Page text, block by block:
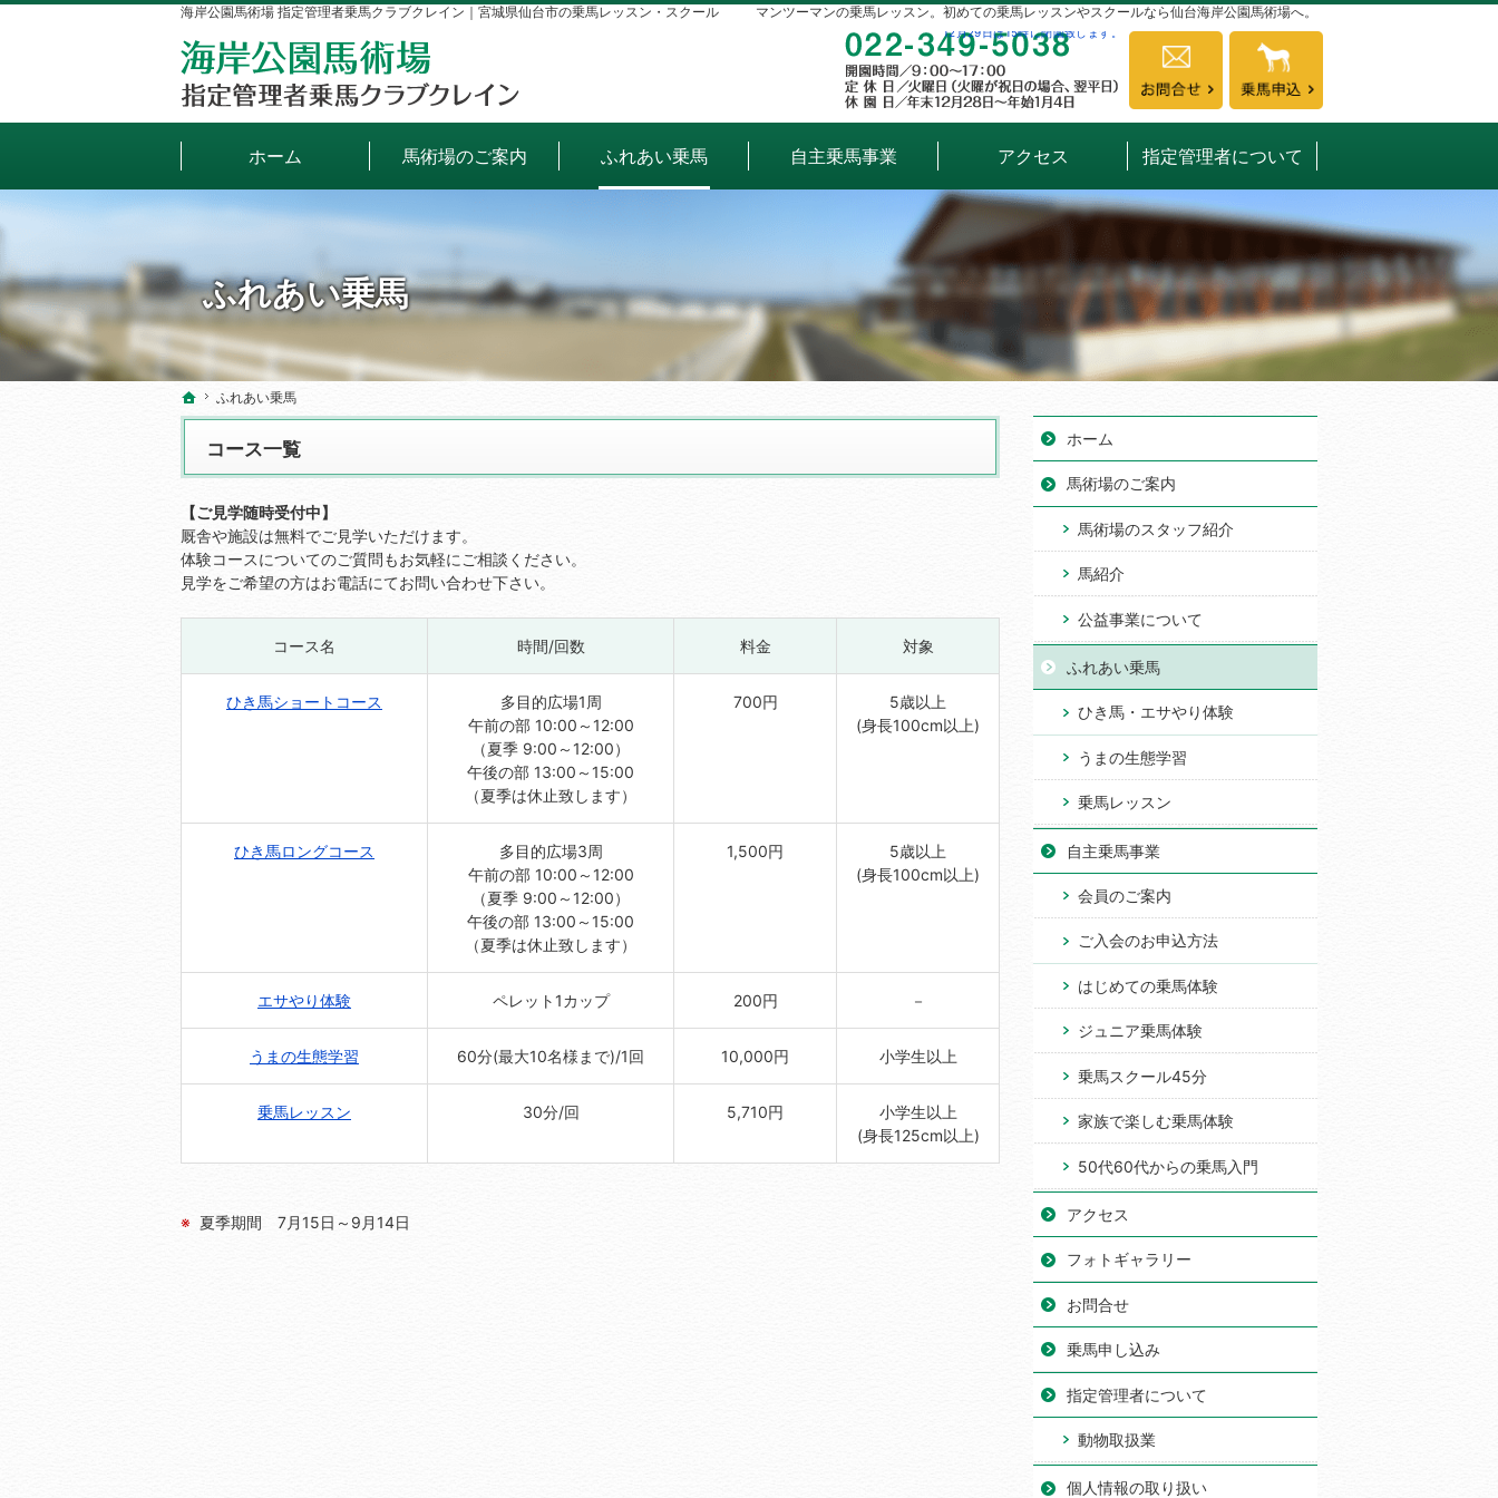
ふれあい乗馬
マンツーマンの乗馬レッスン。初めての乗馬レッスンやスクールなら仙台海岸公園馬術場へ。
海岸公園馬術場 指定管理者乗馬クラブクレイン｜宮城県仙台市の乗馬レッスン・スクール
ホーム
ふれあい乗馬
コース一覧
【ご見学随時受付中】
厩舎や施設は無料でご見学いただけます。
体験コースについてのご質問もお気軽にご相談ください。
見学をご希望の方はお電話にてお問い合わせ下さい。
コース名 時間/回数 料金 対象
ひき馬ショートコース
多目的広場1周
午前の部 10:00～12:00
（夏季 9:00～12:00）
午後の部 13:00～15:00
（夏季は休止致します）
700円
5歳以上
(身長100cm以上)
ひき馬ロングコース
多目的広場3周
午前の部 10:00～12:00
（夏季 9:00～12:00）
午後の部 13:00～15:00
（夏季は休止致します）
1,500円
5歳以上
(身長100cm以上)
エサやり体験 ペレット1カップ 200円 －
うまの生態学習 60分(最大10名様まで)/1回 10,000円 小学生以上
乗馬レッスン 30分/回 5,710円
小学生以上
(身長125cm以上)
夏季期間 7月15日～9月14日
ホーム
馬術場のご案内
馬術場のスタッフ紹介
馬紹介
公益事業について
ふれあい乗馬
ひき馬・エサやり体験
うまの生態学習
乗馬レッスン
自主乗馬事業
会員のご案内
ご入会のお申込方法
はじめての乗馬体験
ジュニア乗馬体験
乗馬スクール45分
家族で楽しむ乗馬体験
50代60代からの乗馬入門
アクセス
フォトギャラリー
お問合せ
乗馬申し込み
指定管理者について
動物取扱業
個人情報の取り扱い
ホーム
ふれあい乗馬
022-349-5038
開園時間 9:00～17:00 定休日
12月29日は15時に閉園致します。 お問合せ
ホーム 馬術場のご案内 ふれあい乗馬 自主乗馬事業 アクセス 指定管理者について